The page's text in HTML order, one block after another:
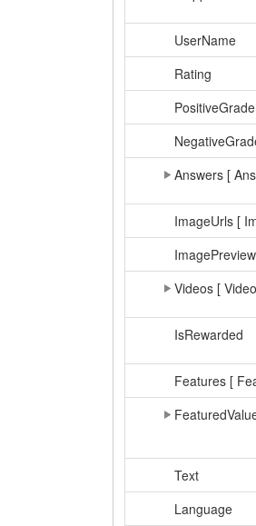
UserName
Rating
PositiveGrade
Answers [
ImageUrls [
Videos [
IsRewarded
Features [
Text
Language